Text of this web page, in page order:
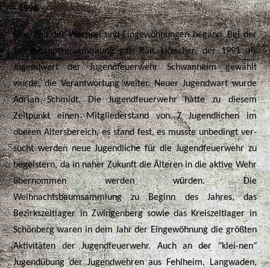
- 1996 -
Eine Zeit der Wechsel und Eingewöhnungen begann. Bei der
Jahreshauptversammlung gab Ralf Hölscher, der 1991 als
Jugendwart der Jugendfeuerwehr Schwanheim gewählt
wurde, die Verantwortung weiter. Neuer Jugendwart wurde
Adrian Schmidt. Die Jugendfeuerwehr hatte zu diesem
Zeitpunkt einen Mitgliederstand von 7 Jugendlichen im
oberen Altersbereich, es stand fest, es musste unbedingt ver-
sucht werden neue Jugendliche für die Jugendfeuerwehr zu
begeistern, da in naher Zukunft die Älteren in die aktive Wehr
übernommen werden würden. Die
Weihnachtsbaumsammlung zu Beginn des Jahres, das
Bezirkszeltlager in Zwingenberg sowie das Kreiszeltlager in
Schönberg waren in dem Jahr der Eingewöhnung die größten
Aktivitäten der Jugendfeuerwehr. Auch an der "klei-nen"
Jugendübung der Jugendwehren aus Fehlheim, Langwaden,